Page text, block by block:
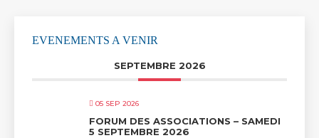
EVENEMENTS A VENIR
SEPTEMBRE 2026
05 SEP 2026
FORUM DES ASSOCIATIONS – SAMEDI
5 SEPTEMBRE 2026